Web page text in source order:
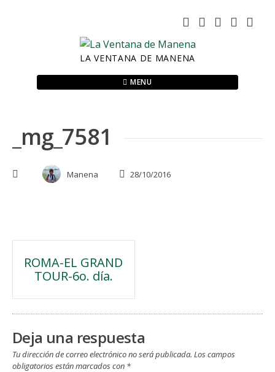
LA VENTANA DE MANENA
MENU
_mg_7581
Manena 28/10/2016
Navegación
entradas
ROMA-EL GRAND
TOUR-6o. día.
Deja una respuesta
Tu dirección de correo electrónico no será publicada. Los campos
obligatorios están marcados con *